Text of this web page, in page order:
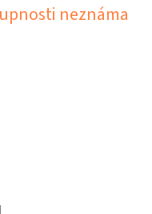
neznáma